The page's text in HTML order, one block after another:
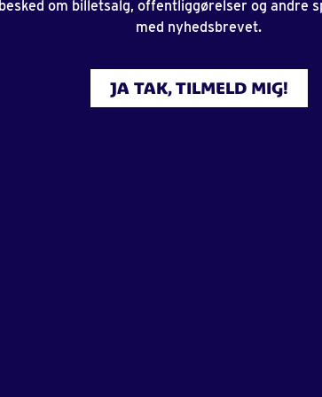
om billetsalg, offentliggørelser og andre
med nyhedsbrevet.
JA TAK, TILMELD MIG!